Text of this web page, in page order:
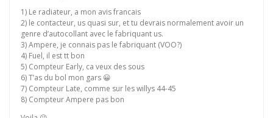
1) Le radiateur, a mon avis francais
2) le contacteur, us quasi sur, et tu devrais normalement avoir un
genre d’autocollant avec le fabriquant us.
3) Ampere, je connais pas le fabriquant (VOO?)
4) Fuel, il est tt bon
5) Compteur Early, ca veux des sous
6) T’as du bol mon gars 😀
7) Compteur Late, comme sur les willys 44-45
8) Compteur Ampere pas bon